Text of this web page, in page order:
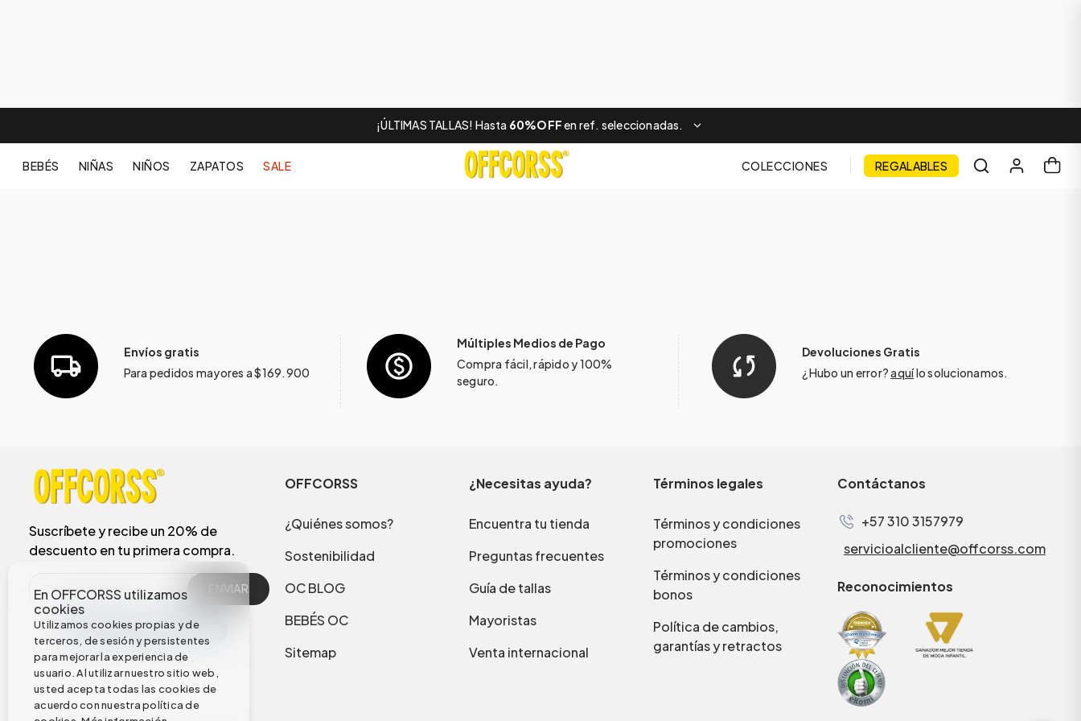
¡ÚLTIMAS TALLAS! Hasta 60%OFFen ref. seleccionadas.
BEBÉS NIÑAS NIÑOS ZAPATOS SALE COLECCIONES REGALABLES
En OFFCORSS utilizamos
cookies
Utilizamos cookies propias y de
terceros, de sesión y persistentes
para mejorar la experiencia de
usuario. Al utilizar nuestro sitio web,
usted acepta todas las cookies de
acuerdo con nuestra política de
Envíos gratis
Para pedidos mayores a $169.900
Múltiples Medios de Pago
Compra fácil, rápido y 100%
seguro.
Devoluciones Gratis
¿Hubo un error?aquílo solucionamos.
Suscríbete y recibe un 20% de
descuento en tu primera compra.
ENVIAR
OFFCORSS
¿Quiénes somos?
Sostenibilidad
OC BLOG
BEBÉS OC
Sitemap
¿Necesitas ayuda?
Encuentra tu tienda
Preguntas frecuentes
Guía de tallas
Mayoristas
Venta internacional
Términos legales
Términos y condiciones
promociones
Términos y condiciones
bonos
Política de cambios,
garantías y retractos
Contáctanos
+57 310 3157979
servicioalcliente@offcorss.com
Reconocimientos